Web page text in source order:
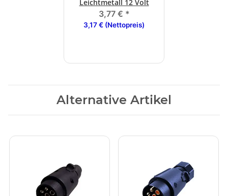
Leichtmetall 12 Volt
3,77 € *
3,17 € (Nettopreis)
Alternative Artikel